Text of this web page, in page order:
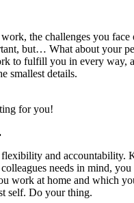
the challenges you face
but… What about your
to fulfill you in every way,
smallest details.
for you!
and accountability.
needs in mind, you
work at home and which
self. Do your thing.